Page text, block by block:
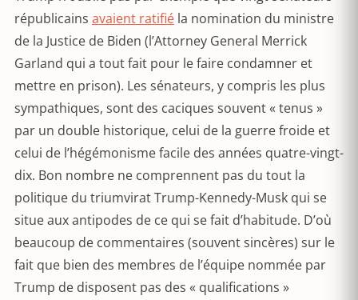
républicains avaient ratifié la nomination du ministre
de la Justice de Biden (l’Attorney General Merrick
Garland qui a tout fait pour le faire condamner et
mettre en prison). Les sénateurs, y compris les plus
sympathiques, sont des caciques souvent « tenus »
par un double historique, celui de la guerre froide et
celui de l’hégémonisme facile des années quatre-vingt-
dix. Bon nombre ne comprennent pas du tout la
politique du triumvirat Trump-Kennedy-Musk qui se
situe aux antipodes de ce qui se fait d’habitude. D’où
beaucoup de commentaires (souvent sincères) sur le
fait que bien des membres de l’équipe nommée par
Trump de disposent pas des « qualifications »